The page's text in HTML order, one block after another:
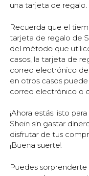
una tarjeta de regalo.
Recuerda que el
tarjeta de regalo de
del método que
casos, la tarjeta de
correo electrónico
en otros casos
correo electrónico o
¡Ahora estás listo
Shein sin gastar
disfrutar de tus
¡Buena suerte!
Puedes